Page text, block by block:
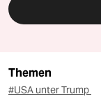
Themen
#USA unter Trump